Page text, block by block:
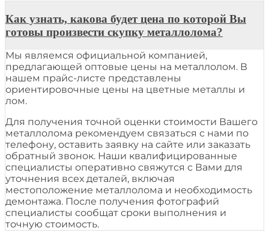
Как узнать, какова будет цена по которой Вы
готовы произвести скупку металлолома?
Мы являемся официальной компанией,
предлагающей оптовые цены на металлолом. В
нашем прайс-листе представлены
ориентировочные цены на цветные металлы и
лом.
Для получения точной оценки стоимости Вашего
металлолома рекомендуем связаться с нами по
телефону, оставить заявку на сайте или заказать
обратный звонок. Наши квалифицированные
специалисты оперативно свяжутся с Вами для
уточнения всех деталей, включая
местоположение металлолома и необходимость
демонтажа. После получения фотографий
специалисты сообщат сроки выполнения и
точную стоимость.